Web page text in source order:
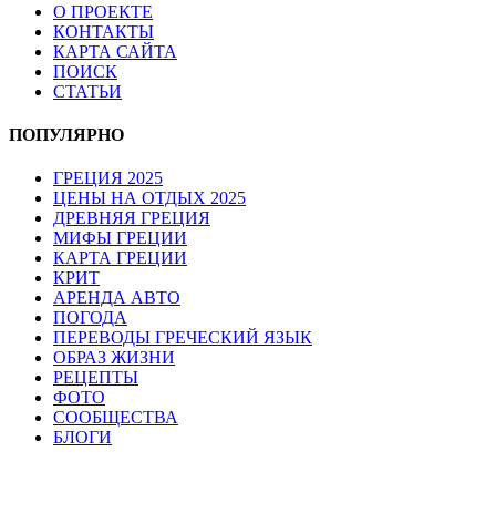
О ПРОЕКТЕ
КОНТАКТЫ
КАРТА САЙТА
ПОИСК
СТАТЬИ
ПОПУЛЯРНО
ГРЕЦИЯ 2025
ЦЕНЫ НА ОТДЫХ 2025
ДРЕВНЯЯ ГРЕЦИЯ
МИФЫ ГРЕЦИИ
КАРТА ГРЕЦИИ
КРИТ
АРЕНДА АВТО
ПОГОДА
ПЕРЕВОДЫ ГРЕЧЕСКИЙ ЯЗЫК
ОБРАЗ ЖИЗНИ
РЕЦЕПТЫ
ФОТО
СООБЩЕСТВА
БЛОГИ